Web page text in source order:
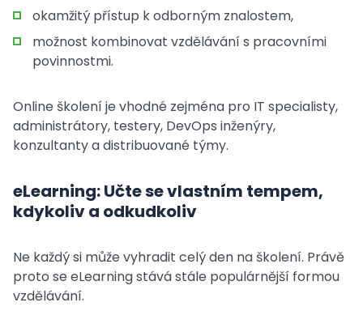
okamžitý přístup k odborným znalostem,
možnost kombinovat vzdělávání s pracovními
povinnostmi.
Online školení je vhodné zejména pro IT specialisty,
administrátory, testery, DevOps inženýry,
konzultanty a distribuované týmy.
eLearning: Učte se vlastním tempem,
kdykoliv a odkudkoliv
Ne každý si může vyhradit celý den na školení. Právě
proto se eLearning stává stále populárnější formou
vzdělávání.